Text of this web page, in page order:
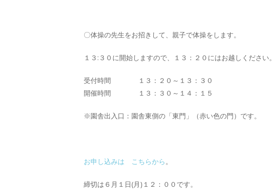
〇体操の先生をお招きして、親子で体操をします。
１３:３０に開始しますので、１３：２０にはお越しください。
受付時間 １３：２０～１３：３０
開催時間 １３：３０～１４：１５
※園舎出入口：園舎東側の「東門」（赤い色の門）です。
お申し込みは こちらから。
締切は６月１日(月)１２：００です。